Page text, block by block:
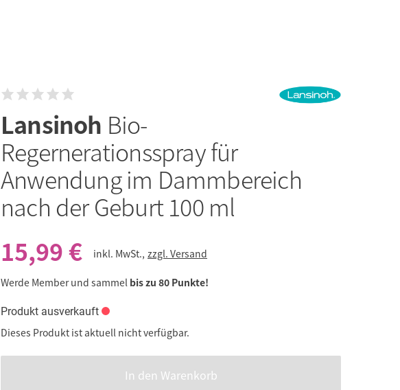
Lansinoh Bio-
Regernerationsspray für
Anwendung im Dammbereich
nach der Geburt 100 ml
15,99 €
inkl. MwSt., zzgl. Versand
Werde Member und sammel bis zu 80 Punkte!
Produkt ausverkauft
Dieses Produkt ist aktuell nicht verfügbar.
In den Warenkorb